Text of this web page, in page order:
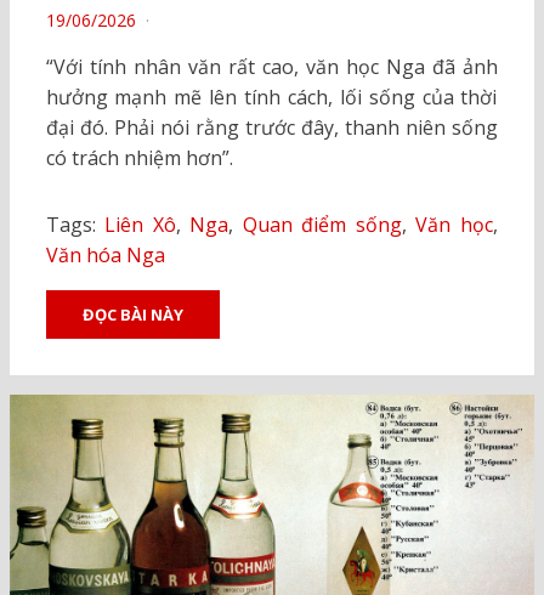
POSTED
19/06/2026
“Với tính nhân văn rất cao, văn học Nga đã ảnh
hưởng mạnh mẽ lên tính cách, lối sống của thời
đại đó. Phải nói rằng trước đây, thanh niên sống
có trách nhiệm hơn”.
Tags: Liên Xô, Nga, Quan điểm sống, Văn học,
Văn hóa Nga
ĐỌC BÀI NÀY